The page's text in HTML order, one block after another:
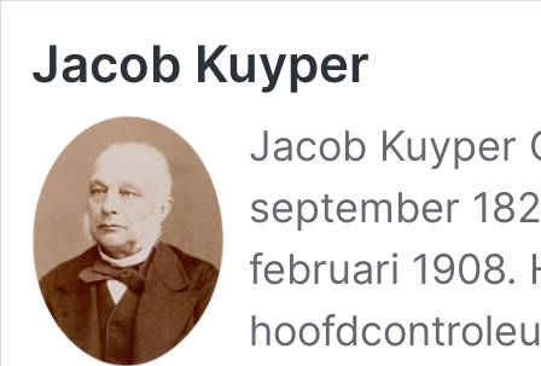
Jacob Kuyper
Jacob Kuyper
september
februari 1908.